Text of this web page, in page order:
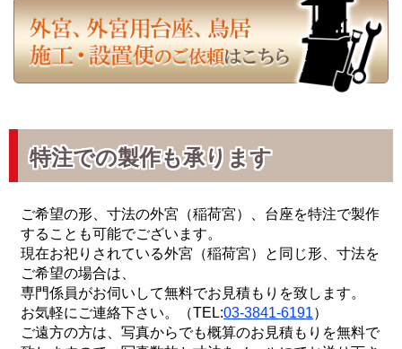
特注での製作も承ります
ご希望の形、寸法の外宮（稲荷宮）、台座を特注で製作
することも可能でございます。
現在お祀りされている外宮（稲荷宮）と同じ形、寸法を
ご希望の場合は、
専門係員がお伺いして無料でお見積もりを致します。
お気軽にご連絡下さい。（TEL:03-3841-6191）
ご遠方の方は、写真からでも概算のお見積もりを無料で